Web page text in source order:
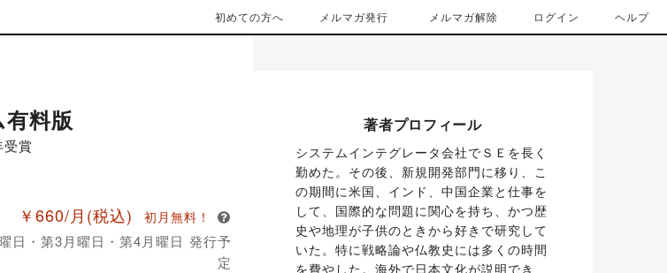
初めての方へ メルマガ発行 メルマガ解除 ログイン ヘルプ
料版
受賞
￥660/月 (税込)
初月無料！
日・第3月曜日・第4月曜日 発行予
定
著者プロフィール
システムインテグレータ会社でＳＥを長く
勤めた。その後、新規開発部門に移り、こ
の期間に米国、インド、中国企業と仕事を
して、国際的な問題に関心を持ち、かつ歴
史や地理が子供のときから好きで研究して
いた。特に戦略論や仏教史には多くの時間
を費やした。海外で日本文化が説明でき